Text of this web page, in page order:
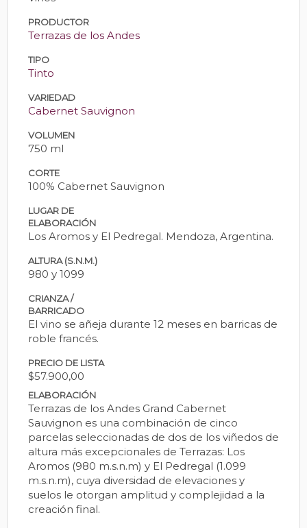
PRODUCTOR
Terrazas de los Andes
TIPO
Tinto
VARIEDAD
Cabernet Sauvignon
VOLUMEN
750 ml
CORTE
100% Cabernet Sauvignon
LUGAR DE
ELABORACIÓN
Los Aromos y El Pedregal. Mendoza, Argentina.
ALTURA (S.N.M.)
980 y 1099
CRIANZA /
BARRICADO
El vino se añeja durante 12 meses en barricas de
roble francés.
PRECIO DE LISTA
$57.900,00
ELABORACIÓN
Terrazas de los Andes Grand Cabernet
Sauvignon es una combinación de cinco
parcelas seleccionadas de dos de los viñedos de
altura más excepcionales de Terrazas: Los
Aromos (980 m.s.n.m) y El Pedregal (1.099
m.s.n.m), cuya diversidad de elevaciones y
suelos le otorgan amplitud y complejidad a la
creación final.